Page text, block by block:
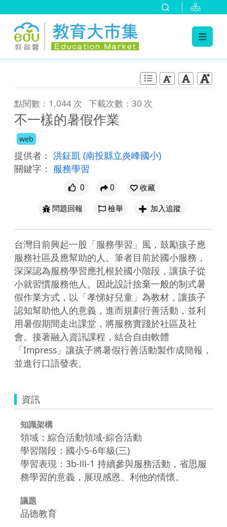
點閱數：1,044 次 下載次數：30 次
不一樣的暑假作業
web
提供者： 洪鉦凱 (南投縣立炎峰國小)
關鍵字：
服務學習
0 0
收藏
問題回報
檢舉 加入追蹤
台灣目前興起一股「服務學習」風，鼓勵孩子應
服務社區及應幫助的人。筆者目前於國小服務，
深深認為服務學習應扎根於國小階段，讓孩子從
小就習慣服務他人。因此設計捨棄一般的制式暑
假作業方式，以「孝悌好兒童」為教材，讓孩子
認知幫助他人的意義，進而規劃行善活動，並利
用暑假期間走出課堂，將服務實踐於社區及社
會。接著融入資訊課程，結合自由軟體
「Impress」讓孩子將暑假行善活動製作成簡報，
並進行口語發表。
資訊
知識架構
領域：綜合活動領域-綜合活動
學習階段：國小5-6年級(三)
學習表現：3b-Ⅲ-1 持續參與服務活動，省思服
務學習的意義，展現感恩、利他的情懷。
議題
品德教育